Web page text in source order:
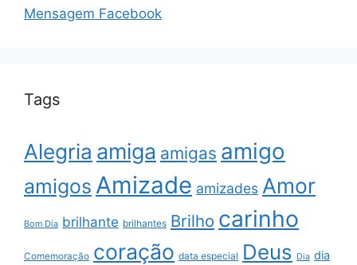
Mensagem Facebook
Tags
Alegria amiga amigas amigo
amigos Amizade amizades Amor
Bom Dia brilhante brilhantes Brilho carinho
Comemoração coração data especial Deus Dia dia